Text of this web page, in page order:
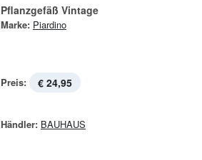
Pflanzgefäß Vintage
Marke: Piardino
Preis: € 24,95
Händler: BAUHAUS